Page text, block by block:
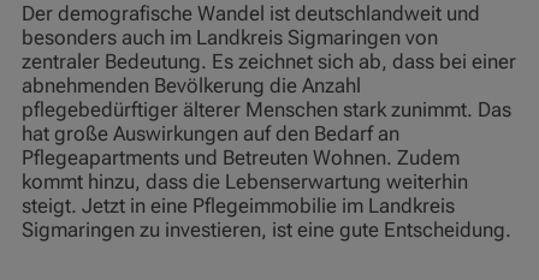
Der demografische Wandel ist deutschlandweit und
besonders auch im Landkreis Sigmaringen von
zentraler Bedeutung. Es zeichnet sich ab, dass bei einer
abnehmenden Bevölkerung die Anzahl
pflegebedürftiger älterer Menschen stark zunimmt. Das
hat große Auswirkungen auf den Bedarf an
Pflegeapartments und Betreuten Wohnen. Zudem
kommt hinzu, dass die Lebenserwartung weiterhin
steigt. Jetzt in eine Pflegeimmobilie im Landkreis
Sigmaringen zu investieren, ist eine gute Entscheidung.